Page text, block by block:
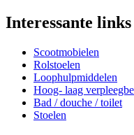
Interessante links
Scootmobielen
Rolstoelen
Loophulpmiddelen
Hoog- laag
Bad / douche / toilet
Stoelen